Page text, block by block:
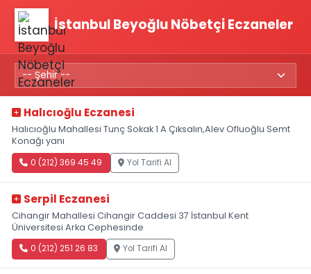
İstanbul Beyoğlu Nöbetçi Eczaneler
Halıcıoğlu Eczanesi
Halıcıoğlu Mahallesi Tunç Sokak 1 A Çıksalın,Alev Ofluoğlu Semt
Konağı yanı
0 (212) 369 45 49 Yol Tarifi Al
Serpil Eczanesi
Cihangir Mahallesi Cihangir Caddesi 37 İstanbul Kent
Üniversitesi Arka Cephesinde
0 (212) 251 26 83 Yol Tarifi Al